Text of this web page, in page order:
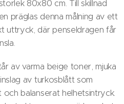
80x80 cm. Till skillnad
präglas denna målning av ett
uttryck, där penseldragen får
av varma beige toner, mjuka
av turkosblått som
och balanserat helhetsintryck.